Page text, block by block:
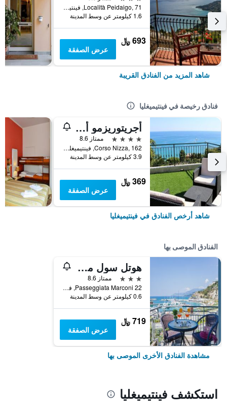
Località Peidaigo, 71, فينتيميغليا, مقاطعة إمبيريا, إيطاليا
1.6 كيلومتر عن وسط المدينة
693 ﷼
عرض الصفقة
شاهد المزيد من الفنادق القريبة
فنادق رخيصة في فينتيميغليا
أجريتوريزمو أن ماري دي فيوري
4 نجوم
ممتاز 8.6
Corso Nizza, 162, فينتيميغليا, مقاطعة إمبيريا, إيطاليا
3.9 كيلومتر عن وسط المدينة
369 ﷼
عرض الصفقة
شاهد أرخص الفنادق في فينتيميغليا
الفنادق الموصى بها
هوتل سول ماري
3 نجوم
ممتاز 8.6
Passeggiata Marconi 22, فينتيميغليا, مقاطعة إمبيريا, إيطاليا
0.6 كيلومتر عن وسط المدينة
719 ﷼
عرض الصفقة
مشاهدة الفنادق الأخرى الموصى بها
استكشف فينتيميغليا